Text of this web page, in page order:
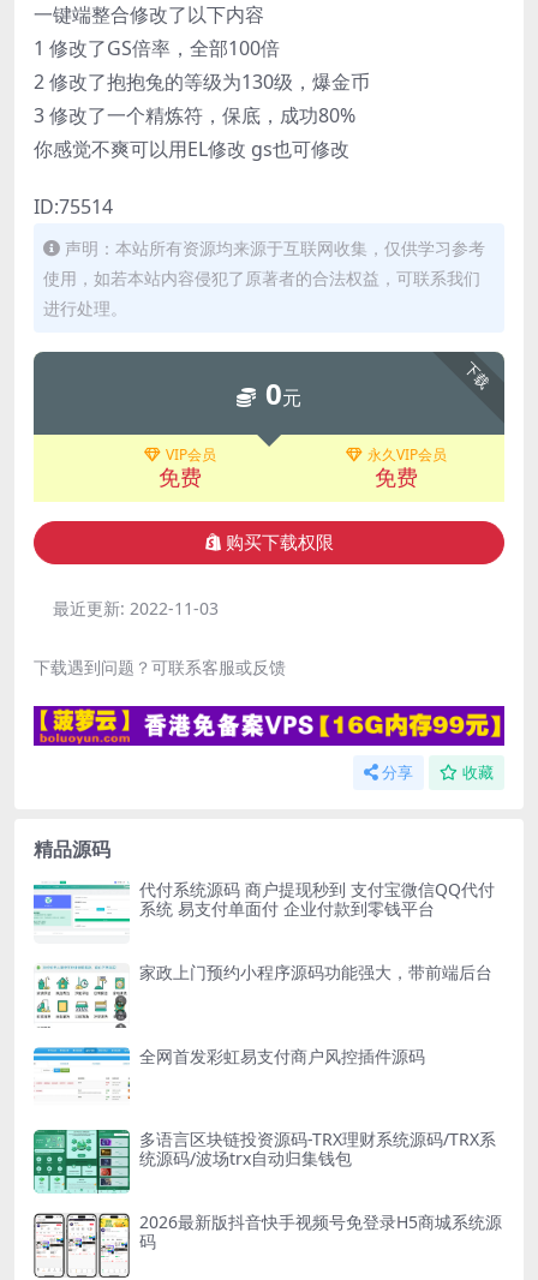
一键端整合修改了以下内容
1 修改了GS倍率，全部100倍
2 修改了抱抱兔的等级为130级，爆金币
3 修改了一个精炼符，保底，成功80%
你感觉不爽可以用EL修改 gs也可修改
ID:75514
声明：本站所有资源均来源于互联网收集，仅供学习参考
使用，如若本站内容侵犯了原著者的合法权益，可联系我们
进行处理。
下载
0元
VIP会员
免费
永久VIP会员
免费
购买下载权限
最近更新: 2022-11-03
下载遇到问题？可联系客服或反馈
分享 收藏
精品源码
代付系统源码 商户提现秒到 支付宝微信QQ代付
系统 易支付单面付 企业付款到零钱平台
家政上门预约小程序源码功能强大，带前端后台
全网首发彩虹易支付商户风控插件源码
多语言区块链投资源码-TRX理财系统源码/TRX系
统源码/波场trx自动归集钱包
2026最新版抖音快手视频号免登录H5商城系统源
码